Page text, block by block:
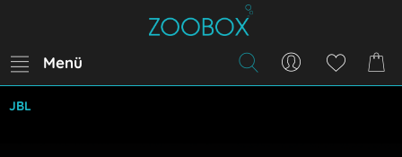
Menü
JBL